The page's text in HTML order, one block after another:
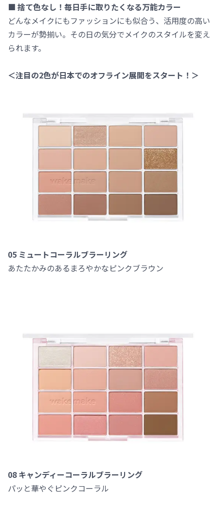
■ 捨て色なし！毎日手に取りたくなる万能カラー
どんなメイクにもファッションにも似合う、活用度の高い
カラーが勢揃い。その日の気分でメイクのスタイルを変え
られます。
＜注目の2色が日本でのオフライン展開をスタート！＞
05 ミュートコーラルブラーリング
あたたかみのあるまろやかなピンクブラウン
08 キャンディーコーラルブラーリング
パッと華やぐピンクコーラル